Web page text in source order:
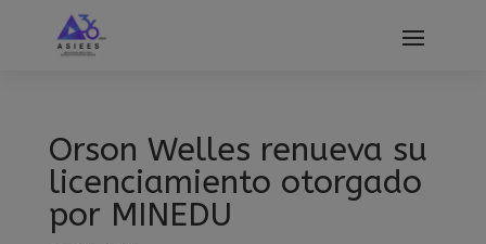
Orson Welles renueva su
licenciamiento otorgado
por MINEDU